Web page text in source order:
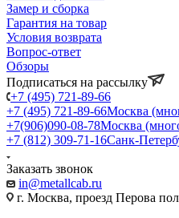
Замер и сборка
Гарантия на товар
Условия возврата
Вопрос-ответ
Обзоры
Подписаться на рассылку
+7 (495) 721-89-66
+7 (495) 721-89-66Москва
+7(906)090-08-78Москва
+7 (812) 309-71-16Санк-
Заказать звонок
in@metallcab.ru
г. Москва, проезд Перова